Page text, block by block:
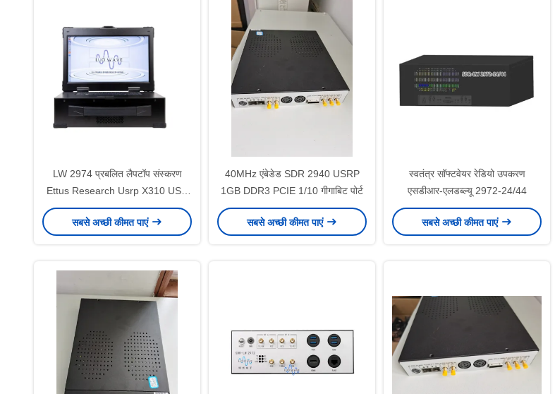
LW 2974 प्रबलित लैपटॉप संस्करण
Ettus Research Usrp X310 USB
3.0 USB 2.0 इंटरफ़ेस
सबसे अच्छी कीमत पाएं
40MHz एंबेडेड SDR 2940 USRP
1GB DDR3 PCIE 1/10 गीगाबिट पोर्ट
सबसे अच्छी कीमत पाएं
स्वतंत्र सॉफ्टवेयर रेडियो उपकरण
एसडीआर-एलडब्ल्यू 2972-24/44
सबसे अच्छी कीमत पाएं